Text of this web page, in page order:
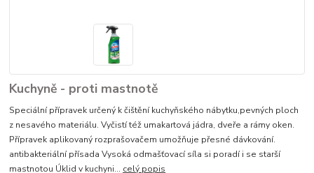
Kuchyně - proti mastnotě
Speciální přípravek určený k čištění kuchyňského nábytku,pevných ploch
z nesavého materiálu. Vyčistí též umakartová jádra, dveře a rámy oken.
Přípravek aplikovaný rozprašovačem umožňuje přesné dávkování.
antibakteriální přísada Vysoká odmašťovací síla si poradí i se starší
mastnotou Úklid v kuchyni... celý popis